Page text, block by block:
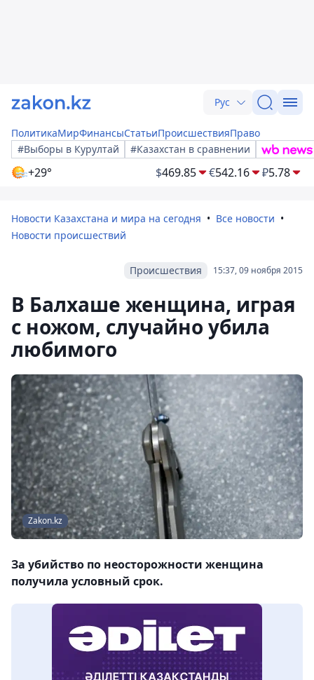
Рус
ПолитикаМирФинансыСтатьиПроисшествияПраво
#Выборы в Курултай
#Казахстан в сравнении
+29° $469.85 €542.16 ₽5.78
Новости Казахстана и мира на сегодня
Все новости
Новости происшествий
15:37, 09 ноября 2015
Происшествия
В Балхаше женщина, играя
с ножом, случайно убила
любимого
Zakon.kz
За убийство по неосторожности женщина
получила условный срок.